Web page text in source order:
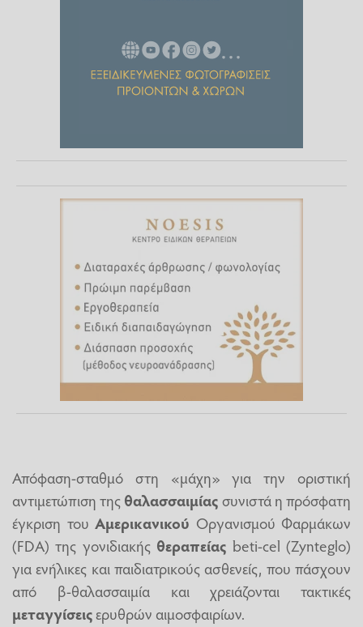
Απόφαση-σταθμό στη «μάχη» για την οριστική
αντιμετώπιση της θαλασσαιμίαςσυνιστά η πρόσφατη
έγκριση του Αμερικανικού Οργανισμού Φαρμάκων
(FDA) της γονιδιακής θεραπείας beti-cel (Zynteglo)
για ενήλικες και παιδιατρικούς ασθενείς, που πάσχουν
από β-θαλασσαιμία και χρειάζονται τακτικές
μεταγγίσειςερυθρών αιμοσφαιρίων.